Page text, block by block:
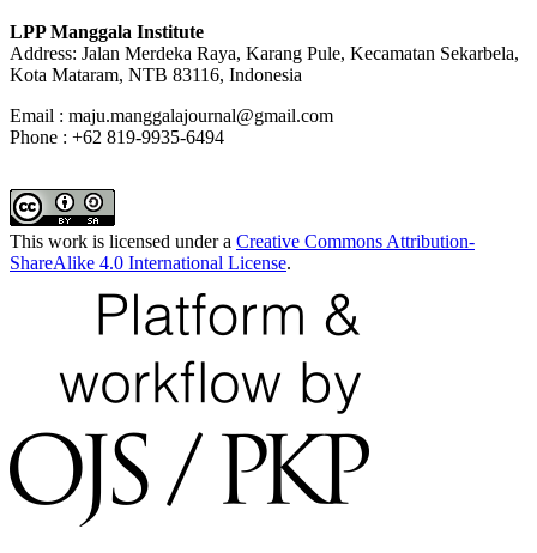
LPP Manggala Institute
Address: Jalan Merdeka Raya, Karang Pule, Kecamatan Sekarbela,
Kota Mataram, NTB 83116, Indonesia
Email : maju.manggalajournal@gmail.com
Phone : +62 819-9935-6494
This work is licensed under a Creative Commons Attribution-
ShareAlike 4.0 International License.